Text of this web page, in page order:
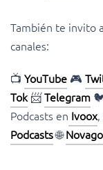
También te invito
canales:
📺 YouTube 🎮
Tok📨Telegram
Podcasts en Ivoox
Podcasts🌐